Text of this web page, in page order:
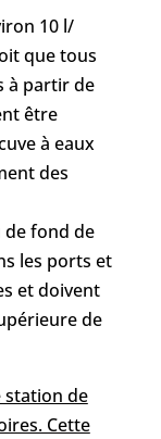
10 l/
que tous
à partir de
être
à eaux
des
de fond de
les ports et
et doivent
de
station de
Cette